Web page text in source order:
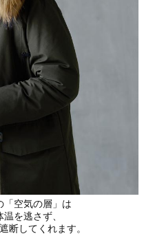
「空気の層」は
を逃さず、
断してくれます。